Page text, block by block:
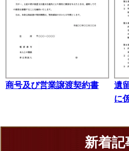
商号及び営業譲渡契約書
遺
に
新着記